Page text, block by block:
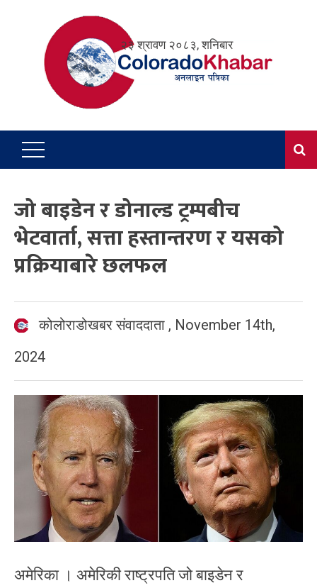
२३ श्रावण २०८३, शनिबार
जो बाइडेन र डोनाल्ड ट्रम्पबीच
भेटवार्ता, सत्ता हस्तान्तरण र यसको
प्रक्रियाबारे छलफल
कोलोराडोखबर संवाददाता , November 14th,
2024
अमेरिका । अमेरिकी राष्ट्रपति जो बाइडेन र